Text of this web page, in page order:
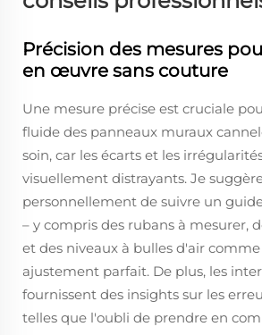
Précision des mesures
en œuvre sans couture
Une mesure précise est cruciale
fluide des panneaux muraux
soin, car les écarts et les
visuellement distrayants. Je
personnellement de suivre un
– y compris des rubans à mesurer,
et des niveaux à bulles d'air
ajustement parfait. De plus, les
fournissent des insights sur les
telles que l'oubli de prendre en